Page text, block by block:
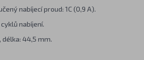
nabíjecí proud: 1C (0,9 A).
nabíjení.
délka: 44,5 mm.